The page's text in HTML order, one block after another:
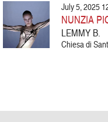
July 5, 2025
NUNZIA
LEMMY B.
Chiesa di